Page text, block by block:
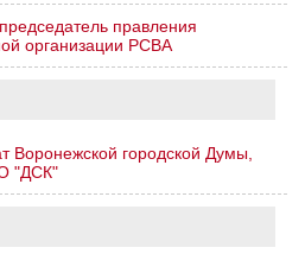
правления
организации РСВА
Воронежской городской Думы,
"ДСК"